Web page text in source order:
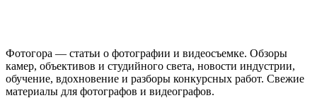
Фотогора — статьи о фотографии и видеосъемке. Обзоры
камер, объективов и студийного света, новости индустрии,
обучение, вдохновение и разборы конкурсных работ. Свежие
материалы для фотографов и видеографов.